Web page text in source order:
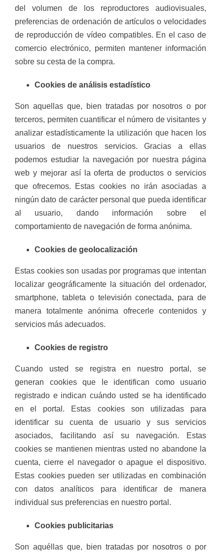
del volumen de los reproductores audiovisuales,
preferencias de ordenación de artículos o velocidades
de reproducción de vídeo compatibles. En el caso de
comercio electrónico, permiten mantener información
sobre su cesta de la compra.
Cookies de análisis estadístico
Son aquellas que, bien tratadas por nosotros o por
terceros, permiten cuantificar el número de visitantes y
analizar estadísticamente la utilización que hacen los
usuarios de nuestros servicios. Gracias a ellas
podemos estudiar la navegación por nuestra página
web y mejorar así la oferta de productos o servicios
que ofrecemos. Estas cookies no irán asociadas a
ningún dato de carácter personal que pueda identificar
al usuario, dando información sobre el
comportamiento de navegación de forma anónima.
Cookies de geolocalización
Estas cookies son usadas por programas que intentan
localizar geográficamente la situación del ordenador,
smartphone, tableta o televisión conectada, para de
manera totalmente anónima ofrecerle contenidos y
servicios más adecuados.
Cookies de registro
Cuando usted se registra en nuestro portal, se
generan cookies que le identifican como usuario
registrado e indican cuándo usted se ha identificado
en el portal. Estas cookies son utilizadas para
identificar su cuenta de usuario y sus servicios
asociados, facilitando así su navegación. Estas
cookies se mantienen mientras usted no abandone la
cuenta, cierre el navegador o apague el dispositivo.
Estas cookies pueden ser utilizadas en combinación
con datos analíticos para identificar de manera
individual sus preferencias en nuestro portal.
Cookies publicitarias
Son aquéllas que, bien tratadas por nosotros o por